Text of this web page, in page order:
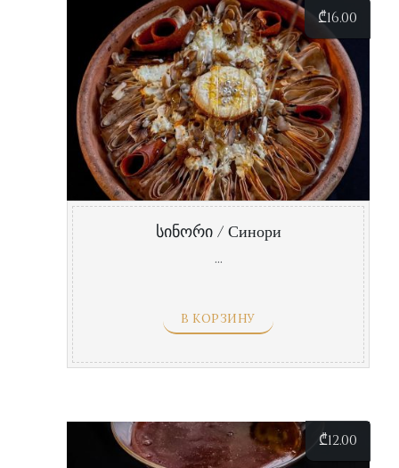
₾16.00
სინორი / Синори
...
В КОРЗИНУ
₾12.00